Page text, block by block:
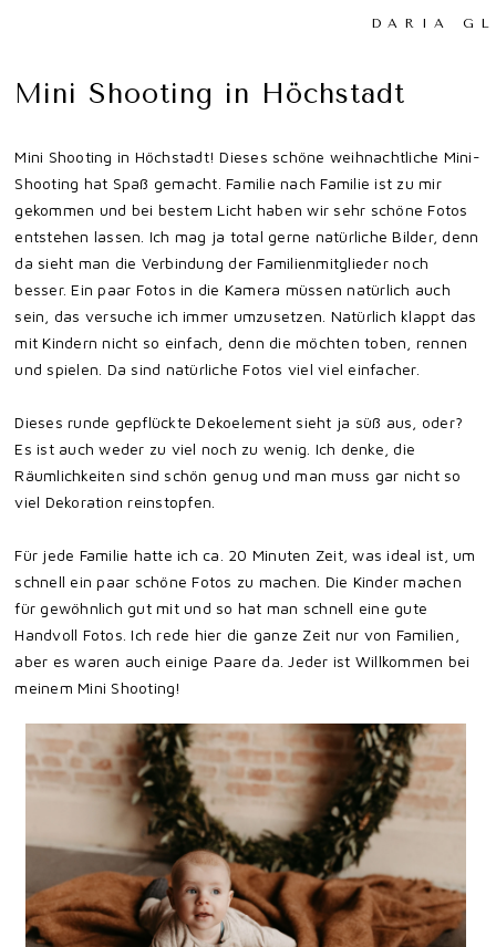
DARIA
Mini Shooting in Höchstadt
Mini Shooting in Höchstadt! Dieses schöne weihnachtliche Mini-
Shooting hat Spaß gemacht. Familie nach Familie ist zu mir
gekommen und bei bestem Licht haben wir sehr schöne Fotos
entstehen lassen. Ich mag ja total gerne natürliche Bilder, denn
da sieht man die Verbindung der Familienmitglieder noch
besser. Ein paar Fotos in die Kamera müssen natürlich auch
sein, das versuche ich immer umzusetzen. Natürlich klappt das
mit Kindern nicht so einfach, denn die möchten toben, rennen
und spielen. Da sind natürliche Fotos viel viel einfacher.
Dieses runde gepflückte Dekoelement sieht ja süß aus, oder?
Es ist auch weder zu viel noch zu wenig. Ich denke, die
Räumlichkeiten sind schön genug und man muss gar nicht so
viel Dekoration reinstopfen.
Für jede Familie hatte ich ca. 20 Minuten Zeit, was ideal ist, um
schnell ein paar schöne Fotos zu machen. Die Kinder machen
für gewöhnlich gut mit und so hat man schnell eine gute
Handvoll Fotos. Ich rede hier die ganze Zeit nur von Familien,
aber es waren auch einige Paare da. Jeder ist Willkommen bei
meinem Mini Shooting!